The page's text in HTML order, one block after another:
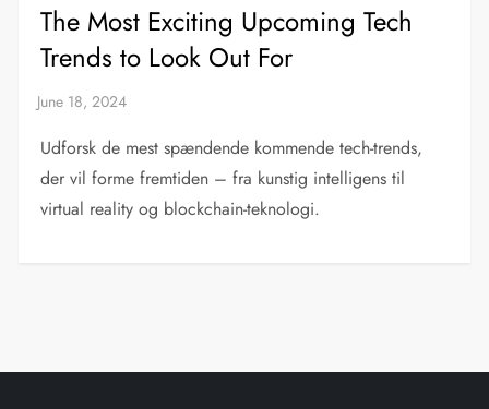
The Most Exciting Upcoming Tech
Trends to Look Out For
Udforsk de mest spændende kommende tech-trends,
der vil forme fremtiden – fra kunstig intelligens til
virtual reality og blockchain-teknologi.